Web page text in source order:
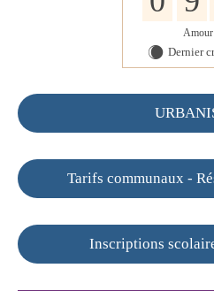
Amour
X Dernier
Tarifs communaux -
Inscriptions